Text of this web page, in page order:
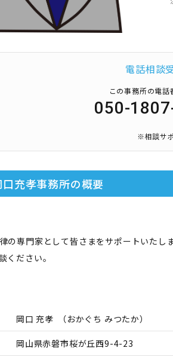
電話相談
この事務所の電話
050-
※相談サ
充孝事務所の概要
の専門家として皆さまをサポートいた
ください。
岡口 充孝 （おかぐち みつたか）
岡山県赤磐市桜が丘西9-4-23